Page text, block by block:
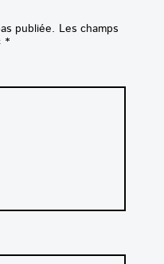
publiée. Les champs
*